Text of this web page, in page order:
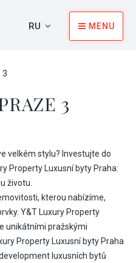
RU MENU
3
3
velkém stylu? Investujte do
Property Luxusní byty Praha:
životu.
kterou nabízíme,
Y&T Luxury Property
unikátními pražskými
Property Luxusní byty Praha
luxusních bytů